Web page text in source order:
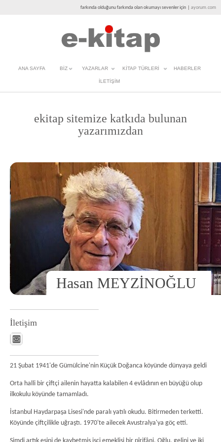
farkında olduğunu farkında olan okumayı sevenler için ayorum.com
ANA SAYFA BIZ YAZARLAR KITAP TÜRLERI HABERLER
İLETIŞIM
ekitap sitemize katkıda bulunan
yazarımızdan
Hasan MEYZİNOĞLU
İletişim
21 Şubat 1941'de Gümülcine'nin Küçük Doğanca köyünde dünyaya geldi
Orta halli bir çiftçi ailenin hayatta kalabilen 4 evlâdının en büyüğü olup
ilkokulu köyünde tamamladı.
İstanbul Haydarpaşa Lisesi'nde paralı yatılı okudu. Bitirmeden terketti.
Köyünde çiftçilikle uğraştı. 1970'te ailecek Avustralya'ya göç etti.